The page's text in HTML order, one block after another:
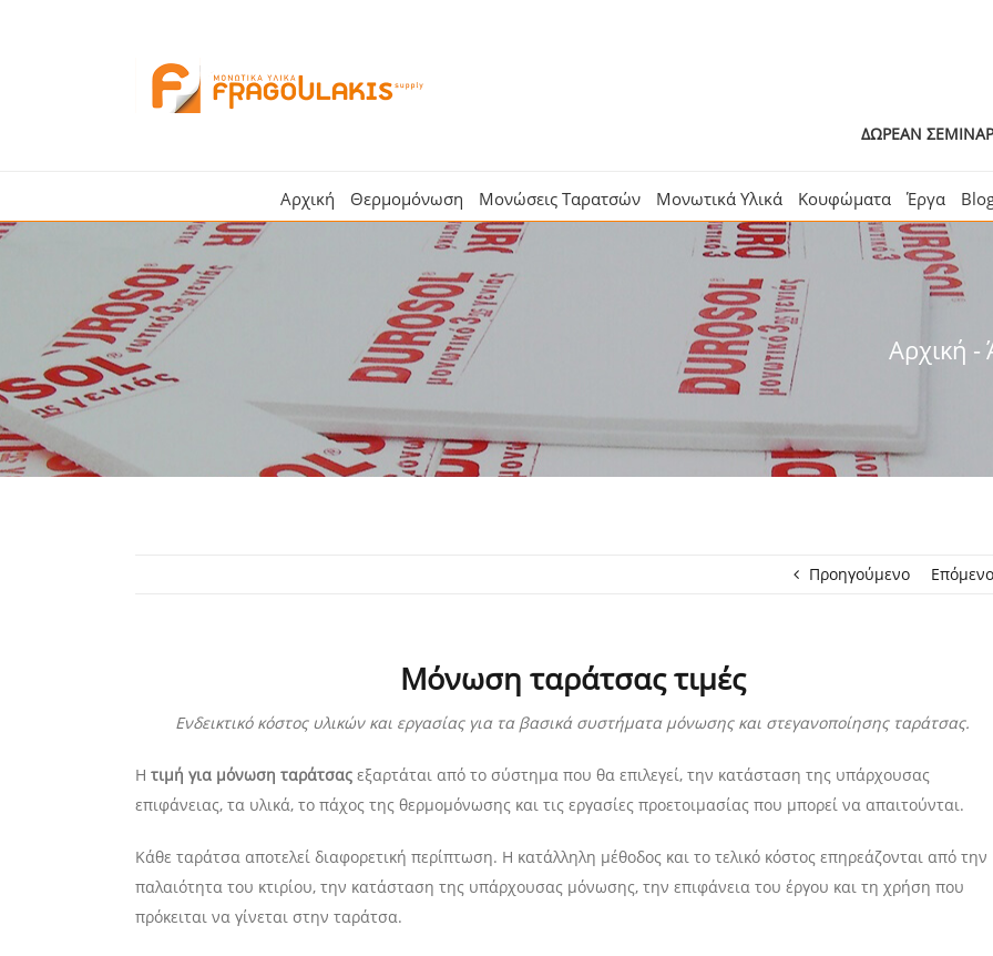
ΔΩΡΕΑΝ
Αρχική Θερμομόνωση Μονώσεις Ταρατσών Μονωτικά Υλικά Κουφώματα Έργα
Αρχική -
Προηγούμενο Επόμενο
Μόνωση ταράτσας τιμές
Ενδεικτικό κόστος υλικών και εργασίας για τα βασικά συστήματα μόνωσης και στεγανοποίησης ταράτσας.
Η τιμή για μόνωση ταράτσας εξαρτάται από το σύστημα που θα επιλεγεί, την κατάσταση της υπάρχουσας
επιφάνειας, τα υλικά, το πάχος της θερμομόνωσης και τις εργασίες προετοιμασίας που μπορεί να απαιτούνται.
Κάθε ταράτσα αποτελεί διαφορετική περίπτωση. Η κατάλληλη μέθοδος και το τελικό κόστος επηρεάζονται από την
παλαιότητα του κτιρίου, την κατάσταση της υπάρχουσας μόνωσης, την επιφάνεια του έργου και τη χρήση που
πρόκειται να γίνεται στην ταράτσα.